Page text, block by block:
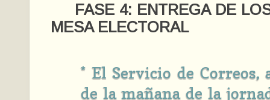
FASE 4: ENTREGA DE
MESA ELECTORAL
* El Servicio de Correos,
de la mañana de la